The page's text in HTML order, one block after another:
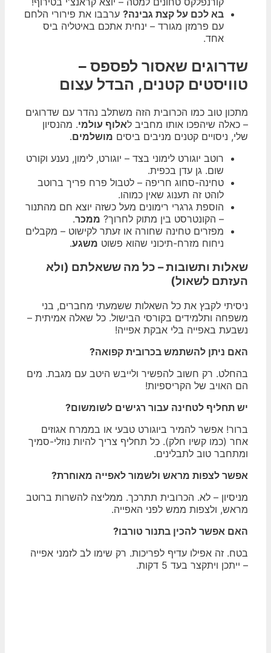
בא לכם על קצת גבינה?ערבבו את פירורי הלחם
עם פרמזן מגורד – ינחית אתכם באיטליה ביס
אחד.
שדרוגים שאסור לפספס –
טוויסטים קטנים, הבדל עצום
מתכון טוב כמו הכרובית הזה משתלב נהדר עם שדרוגים
– כאלה שיהפכו אותו מחביב ל אלוף עולמי. מהנסיון
שלי, ניסויים קטנים מניבים ביסיםמושלמים.
רוטב יוגורט לימוני בצד – יוגורט, לימון, נענע וקורט
שום. גן עדן בכפית.
טחינה-סחוג חריפה – לטבול פרח פריך ברוטב
לוהט זה תענוג שאין כמוהו.
הוספת גרגרי רימונים מעל כשזה יוצא חם מהתנור
– הקונטרסט בין מתוק לחרוך?ממכר.
מפזרים טחינה שחורה או זעתר לקישוט – מקבלים
ניחוח מזרח-תיכוני שהוא פשוטמשגע.
שאלות ותשובות – כל מה ששאלתם (ולא
העזתם לשאול)
ניסיתי לקבץ את כל השאלות ששמעתי מחברים, בני
משפחה ותלמידים בקורסי הבישול. כל שאלה אמיתית –
נשבעת באפייה בלי אבקת אפייה!
האם ניתן להשתמש בכרובית קפואה?
בהחלט. רק חשוב להפשיר ולייבש היטב עם מגבת. מים
הם האויב של הקריספיות!
יש תחליף לטחינה עבור רגישים לשומשום?
ברור! אפשר להמיר ביוגורט טבעי או בממרח אגוזים
אחר (כמו קשיו חלק). כל תחליף צריך להיות נוזלי-סמיך
ומתחבר טוב לתבלינים.
אפשר לצפות מראש ולשמור לאפייה מאוחרת?
מניסיון – לא. הכרובית תתרכך. ממליצה להשרות ברוטב
מראש, ולצפות ממש לפני האפייה.
האם אפשר להכין בתנור טורבו?
בטח. זה אפילו עדיף לפריכות. רק שימו לב לזמני אפייה
– ייתכן ויתקצר בעד 5 דקות.